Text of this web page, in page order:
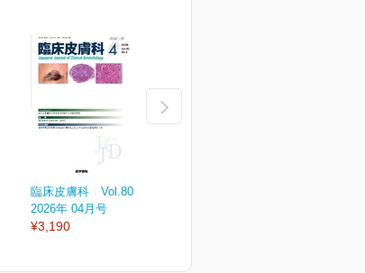
臨床皮膚科 Vol.80 No.4
2026年 04月号
¥3,190